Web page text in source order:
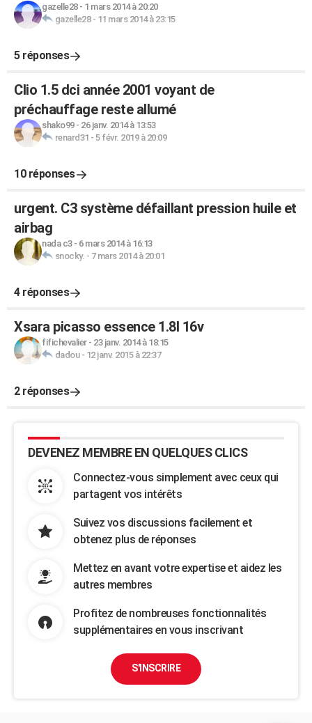
gazelle28- 1 mars 2014 à 20:20
gazelle28- 11 mars 2014 à 23:15
5 réponses
Clio 1.5 dci année 2001 voyant de
préchauffage reste allumé
shako99- 26 janv. 2014 à 13:53
renard31 - 5 févr. 2019 à 20:09
10 réponses
urgent. C3 système défaillant pression huile et
airbag
nada c3- 6 mars 2014 à 16:13
snocky. - 7 mars 2014 à 20:01
4 réponses
Xsara picasso essence 1.8l 16v
fifichevalier- 23 janv. 2014 à 18:15
dadou- 12 janv. 2015 à 22:37
2 réponses
DEVENEZ MEMBRE EN QUELQUES CLICS
Connectez-vous simplement avec ceux qui
partagent vos intérêts
Suivez vos discussions facilement et
obtenez plus de réponses
Mettez en avant votre expertise et aidez les
autres membres
Profitez de nombreuses fonctionnalités
supplémentaires en vous inscrivant
S'INSCRIRE